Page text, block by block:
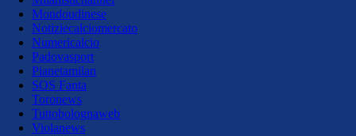
Mondoudinese
Notiziecalciomercato
Numericalcio
Padovasport
Pianetamilan
SOS Fanta
Toronews
Tuttobolognaweb
Violanews